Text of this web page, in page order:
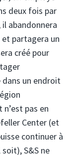
deux fois par
abandonnera
et partagera un
créé pour
dans un endroit
pas en
Center (et
continuer à
S&S ne